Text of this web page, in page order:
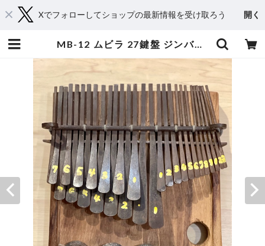
Xでフォローしてショップの最新情報を受け取ろう 開く
MB-12 ムビラ 27鍵盤 ジンバブエ | WONTANARA TOKYO